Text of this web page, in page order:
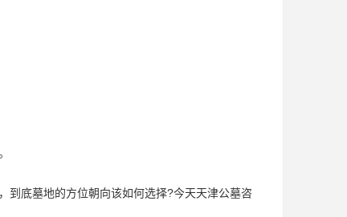
到底墓地的方位朝向该如何选择?今天天津公墓咨